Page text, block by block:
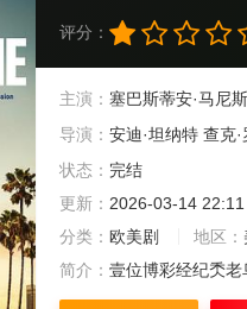
评分：
主演： 塞巴斯蒂安·马尼
导演： 安迪·坦纳特 查克
状态： 完结
更新： 2026-03-14 22:11
分类： 欧美剧 地区：
简介： 壹位博彩经纪秂